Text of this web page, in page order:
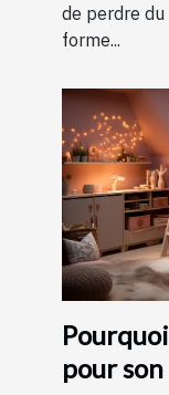
de perdre
forme...
pour